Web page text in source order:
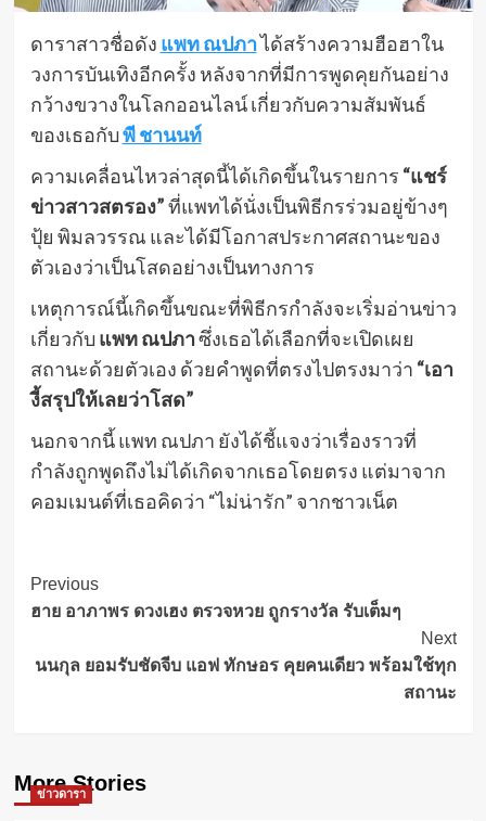
ดาราสาวชื่อดัง แพท ณปภาได้สร้างความฮือฮาใน
วงการบันเทิงอีกครั้ง หลังจากที่มีการพูดคุยกันอย่าง
กว้างขวางในโลกออนไลน์ เกี่ยวกับความสัมพันธ์
ของเธอกับพี ชานนท์
ความเคลื่อนไหวล่าสุดนี้ได้เกิดขึ้นในรายการ “แชร์
ข่าวสาวสตรอง”ที่แพทได้นั่งเป็นพิธีกรร่วมอยู่ข้างๆ
ปุ้ย พิมลวรรณ และได้มีโอกาสประกาศสถานะของ
ตัวเองว่าเป็นโสดอย่างเป็นทางการ
เหตุการณ์นี้เกิดขึ้นขณะที่พิธีกรกำลังจะเริ่มอ่านข่าว
เกี่ยวกับแพท ณปภาซึ่งเธอได้เลือกที่จะเปิดเผย
สถานะด้วยตัวเอง ด้วยคำพูดที่ตรงไปตรงมาว่า “เอา
งี้สรุปให้เลยว่าโสด”
นอกจากนี้ แพท ณปภา ยังได้ชี้แจงว่าเรื่องราวที่
กำลังถูกพูดถึงไม่ได้เกิดจากเธอโดยตรง แต่มาจาก
คอมเมนต์ที่เธอคิดว่า “ไม่น่ารัก” จากชาวเน็ต
Post
Navigation
Previous
ฮาย อาภาพร ดวงเฮง ตรวจหวย ถูกรางวัล รับเต็มๆ
Next
นนกุล ยอมรับชัดจีบ แอฟ ทักษอร คุยคนเดียว พร้อมใช้ทุก
สถานะ
More Stories
ข่าวดารา